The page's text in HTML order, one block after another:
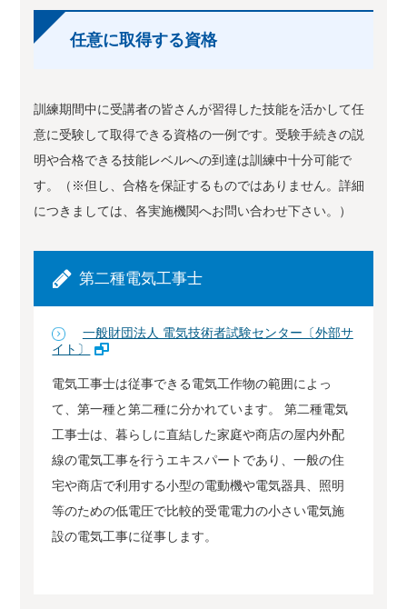
任意に取得する資格
訓練期間中に受講者の皆さんが習得した技能を活かして任
意に受験して取得できる資格の一例です。受験手続きの説
明や合格できる技能レベルへの到達は訓練中十分可能で
す。（※但し、合格を保証するものではありません。詳細
につきましては、各実施機関へお問い合わせ下さい。）
第二種電気工事士
一般財団法人 電気技術者試験センター〔外部サ
イト〕
電気工事士は従事できる電気工作物の範囲によっ
て、第一種と第二種に分かれています。 第二種電気
工事士は、暮らしに直結した家庭や商店の屋内外配
線の電気工事を行うエキスパートであり、一般の住
宅や商店で利用する小型の電動機や電気器具、照明
等のための低電圧で比較的受電電力の小さい電気施
設の電気工事に従事します。